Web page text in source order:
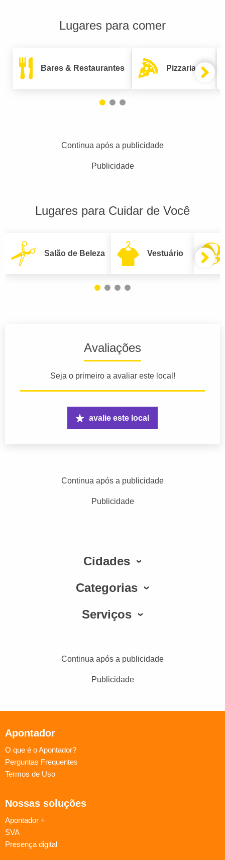
Lugares para comer
Bares & Restaurantes Pizzarias
Continua após a publicidade
Publicidade
Lugares para Cuidar de Você
Salão de Beleza Vestuário
Avaliações
Seja o primeiro a avaliar este local!
avalie este local
Continua após a publicidade
Publicidade
Cidades
Categorias
Serviços
Continua após a publicidade
Publicidade
Apontador
O que é o Apontador?
Perguntas Frequentes
Termos de Uso
Nossas soluções
Apontador +
SVA
Presença digital